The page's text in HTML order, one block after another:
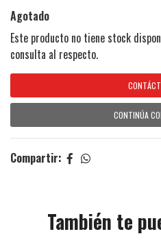
Agotado
Este producto no tiene stock
consulta al respecto.
CONTINÚA
Compartir:
También te